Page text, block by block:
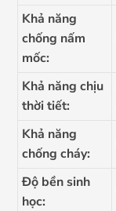
Khả năng
chống nấm
mốc:
Khả năng chịu
thời tiết:
Khả năng
chống cháy:
Độ bền sinh
học: